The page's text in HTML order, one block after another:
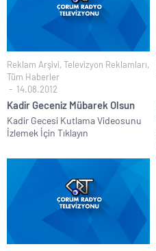
Reklam Arşivi, Televizyon Reklamları,
Tüm Haberler
14.08.2012
Kadir Geceniz Mübarek Olsun
Kadir Gecesi Kutlama Videosunu
İzlemek İçin Tıklayın